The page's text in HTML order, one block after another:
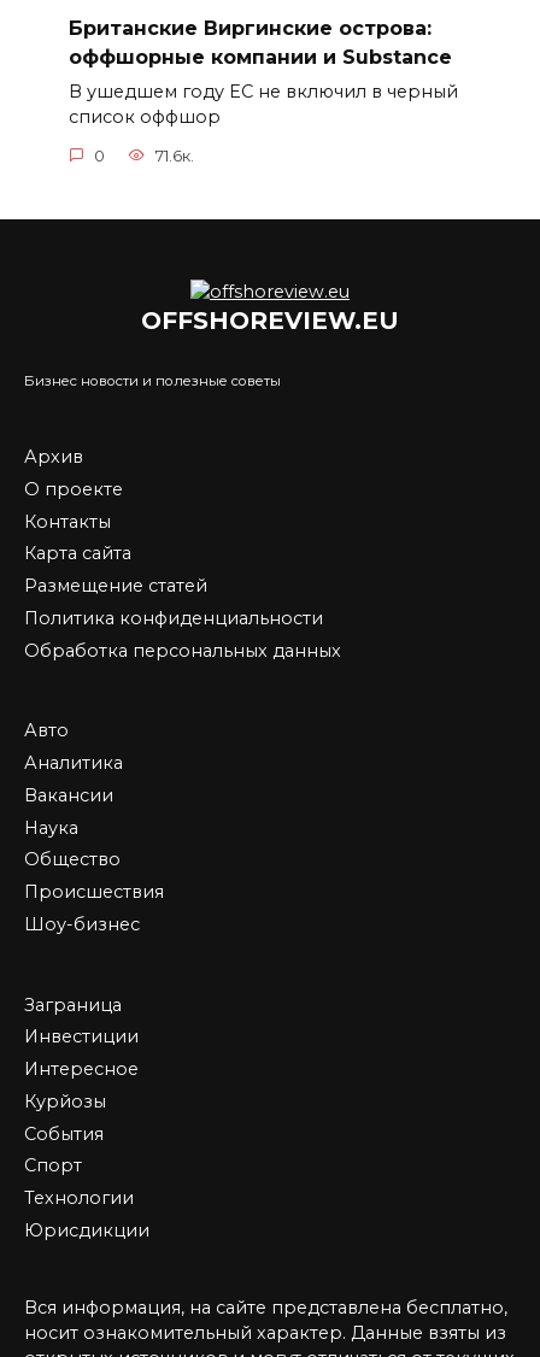
Британские Виргинские острова:
оффшорные компании и Substance
В ушедшем году ЕС не включил в черный
список оффшор
0 71.6к.
OFFSHOREVIEW.EU
Бизнес новости и полезные советы
Архив
О проекте
Контакты
Карта сайта
Размещение статей
Политика конфиденциальности
Обработка персональных данных
Авто
Аналитика
Вакансии
Наука
Общество
Происшествия
Шоу-бизнес
Заграница
Инвестиции
Интересное
Курйозы
События
Спорт
Технологии
Юрисдикции
Вся информация, на сайте представлена бесплатно,
носит ознакомительный характер. Данные взяты из